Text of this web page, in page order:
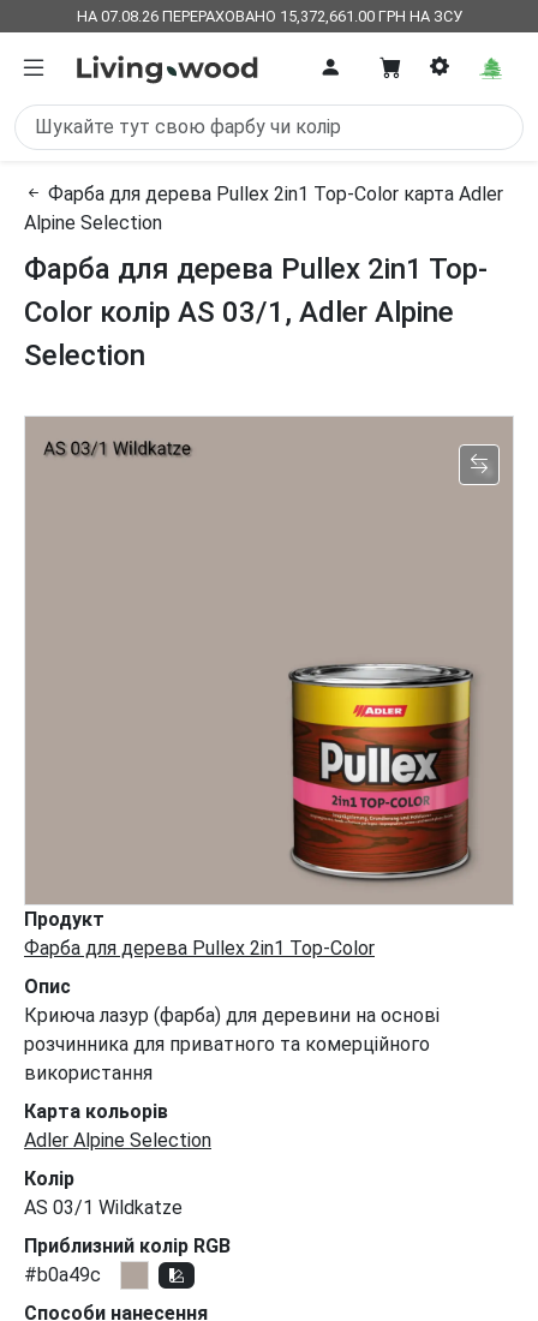
НА 07.08.26 ПЕРЕРАХОВАНО 15,372,661.00 ГРН НА ЗСУ
Фарба для дерева Pullex 2in1 Top-Color карта Adler
Alpine Selection
Фарба для дерева Pullex 2in1 Top-
Color колір AS 03/1, Adler Alpine
Selection
Продукт
Фарба для дерева Pullex 2in1 Top-Color
Опис
Криюча лазур (фарба) для деревини на основі
розчинника для приватного та комерційного
використання
Карта кольорів
Adler Alpine Selection
Колір
AS 03/1 Wildkatze
Приблизний колір RGB
#b0a49c
Способи нанесення